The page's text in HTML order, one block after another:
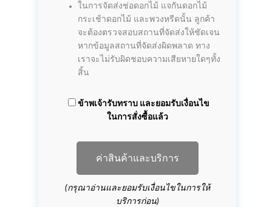
ในการจัดส่งช่อดอกไม้ แจกันดอกไม้
กระเช้าดอกไม้ และพวงหรีดนั้น ลูกค้า
จะต้องตรวจสอบสถานที่จัดส่งให้ชัดเจน
หากข้อมูลสถานที่จัดส่งผิดพลาด ทาง
เราจะไม่รับผิดชอบความเสียหายใดๆทั้ง
สิ้น
ข้าพเจ้ารับทราบ และยอมรับเงื่อนไข
ในการสั่งซื้อแล้ว
ค่าสินค้าและบริการ
(กรุณาอ่านและยอมรับเงื่อนไขในการให้
บริการก่อน)